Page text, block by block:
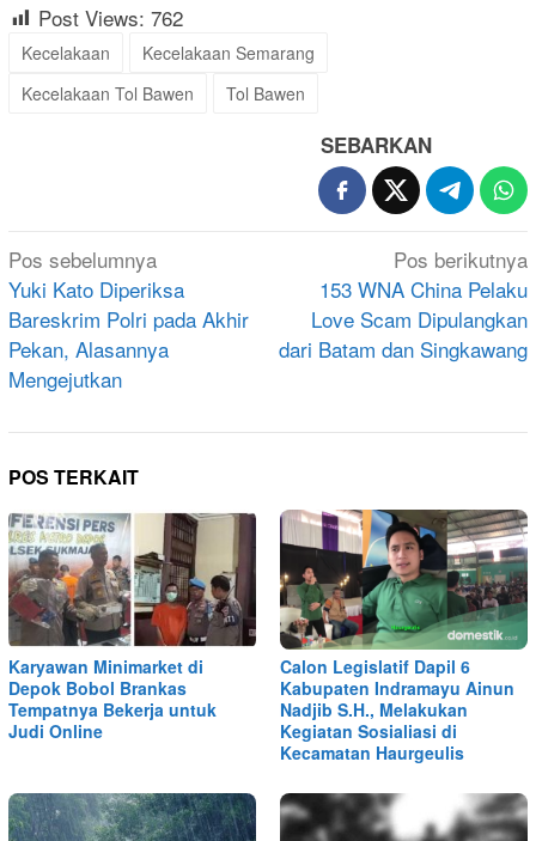
Post Views: 762
Kecelakaan
Kecelakaan Semarang
Kecelakaan Tol Bawen
Tol Bawen
SEBARKAN
Navigasi
pos
Pos sebelumnya
Yuki Kato Diperiksa
Bareskrim Polri pada Akhir
Pekan, Alasannya
Mengejutkan
Pos berikutnya
153 WNA China Pelaku
Love Scam Dipulangkan
dari Batam dan Singkawang
POS TERKAIT
Karyawan Minimarket di
Depok Bobol Brankas
Tempatnya Bekerja untuk
Judi Online
Calon Legislatif Dapil 6
Kabupaten Indramayu Ainun
Nadjib S.H., Melakukan
Kegiatan Sosialiasi di
Kecamatan Haurgeulis